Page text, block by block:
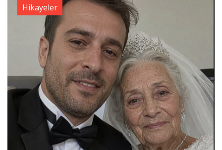
Hikayeler